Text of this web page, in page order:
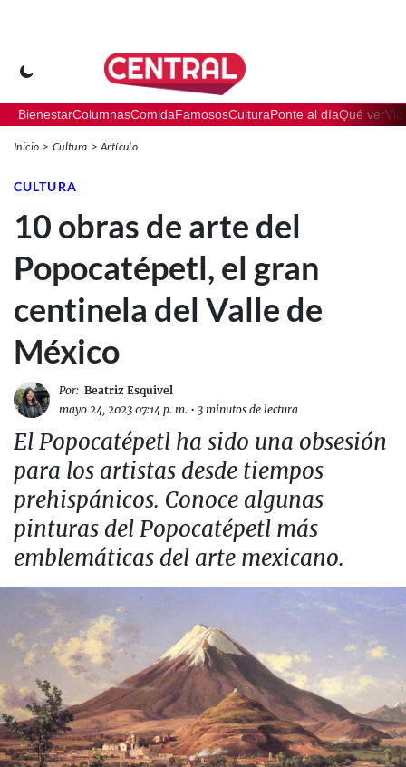
BienestarColumnasComidaFamososCulturaPonte al díaQué ver
Inicio Cultura Artículo
CULTURA
10 obras de arte del
Popocatépetl, el gran
centinela del Valle de
México
Por: Beatriz Esquivel
mayo 24, 2023 07:14 p. m. • 3 minutos de lectura
El Popocatépetl ha sido una obsesión
para los artistas desde tiempos
prehispánicos. Conoce algunas
pinturas del Popocatépetl más
emblemáticas del arte mexicano.